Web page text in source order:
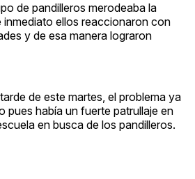
de pandilleros merodeaba la
inmediato ellos reaccionaron con
y de esa manera lograron
de este martes, el problema ya
pues había un fuerte patrullaje en
en busca de los pandilleros.